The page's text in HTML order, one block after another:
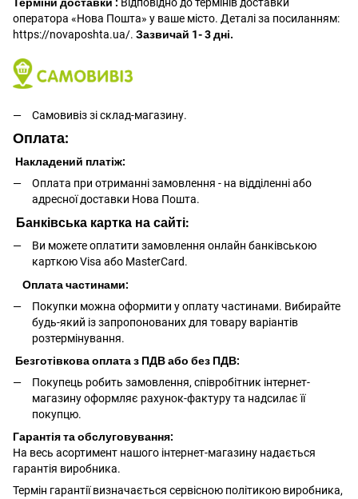
оператора «Нова Пошта» у ваше місто. Деталі за посиланням:
https://novaposhta.ua/. Зазвичай 1- 3 дні.
Самовивіз зі склад-магазину.
Оплата:
Накладений платіж:
Оплата при отриманні замовлення - на відділенні або
адресної доставки Нова Пошта.
Банківська картка на сайті:
Ви можете оплатити замовлення онлайн банківською
карткою Visa або MasterCard.
Оплата частинами:
Покупки можна оформити у оплату частинами. Вибирайте
будь-який із запропонованих для товару варіантів
розтермінування.
Безготівкова оплата з ПДВ або без ПДВ:
Покупець робить замовлення, співробітник інтернет-
магазину оформляє рахунок-фактуру та надсилає її
покупцю.
Гарантія та обслуговування:
На весь асортимент нашого інтернет-магазину надається
гарантія виробника.
Термін гарантії визначається сервісною політикою виробника,